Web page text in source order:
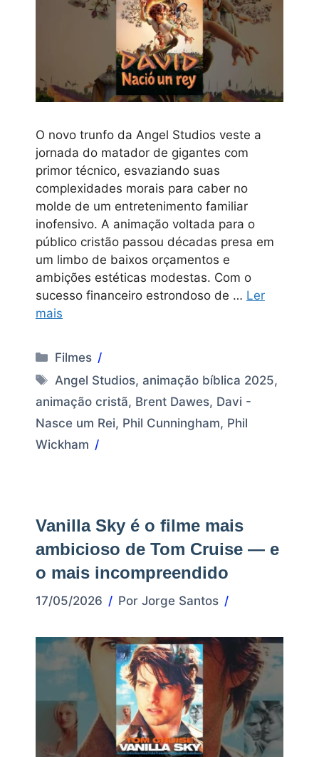
O novo trunfo da Angel Studios veste a
jornada do matador de gigantes com
primor técnico, esvaziando suas
complexidades morais para caber no
molde de um entretenimento familiar
inofensivo. A animação voltada para o
público cristão passou décadas presa em
um limbo de baixos orçamentos e
ambições estéticas modestas. Com o
sucesso financeiro estrondoso de … Ler
mais
Categorias
Filmes
Tags
Angel Studios,animação bíblica 2025,
animação cristã, Brent Dawes, Davi -
Nasce um Rei, Phil Cunningham, Phil
Wickham
Vanilla Sky é o filme mais
ambicioso de Tom Cruise — e
o mais incompreendido
17/05/2026 Por Jorge Santos